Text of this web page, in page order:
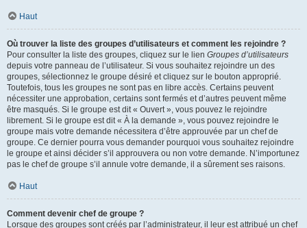
Haut
Où trouver la liste des groupes d’utilisateurs et comment les rejoindre ?
Pour consulter la liste des groupes, cliquez sur le lien Groupes d’utilisateurs
depuis votre panneau de l’utilisateur. Si vous souhaitez rejoindre un des
groupes, sélectionnez le groupe désiré et cliquez sur le bouton approprié.
Toutefois, tous les groupes ne sont pas en libre accès. Certains peuvent
nécessiter une approbation, certains sont fermés et d’autres peuvent même
être masqués. Si le groupe est dit « Ouvert », vous pouvez le rejoindre
librement. Si le groupe est dit « À la demande », vous pouvez rejoindre le
groupe mais votre demande nécessitera d’être approuvée par un chef de
groupe. Ce dernier pourra vous demander pourquoi vous souhaitez rejoindre
le groupe et ainsi décider s’il approuvera ou non votre demande. N’importunez
pas le chef de groupe s’il annule votre demande, il a sûrement ses raisons.
Haut
Comment devenir chef de groupe ?
Lorsque des groupes sont créés par l’administrateur, il leur est attribué un chef